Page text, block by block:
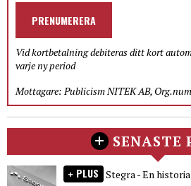
PRENUMERERA
Vid kortbetalning debiteras ditt kort
varje ny period
Mottagare: Publicism NITEK AB,
SENASTE
PLUS Stegra - En